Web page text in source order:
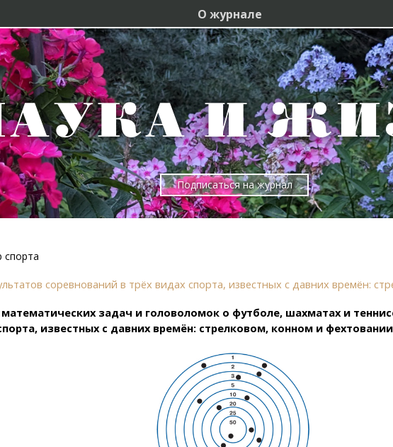
О журнале
Подписаться на журнал
спорта
соревнований в трёх видах спорта, известных с давних времён:
задач и головоломок о футболе, шахматах и
известных с давних времён: стрелковом, конном и